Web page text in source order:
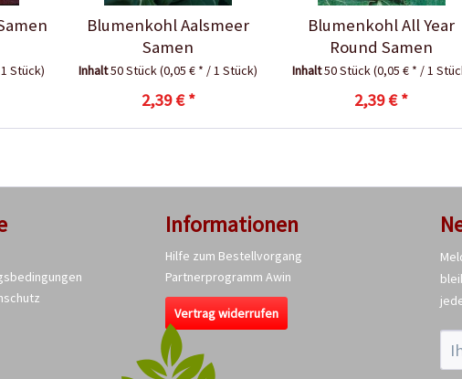
Stück)
Blumenkohl Aalsmeer
Samen
Inhalt50 Stück(0,05 € * / 1 Stück)
2,39 € *
Blumenkohl All Year
Round Samen
Inhalt50 Stück(0,05 € * / 1
2,39 € *
Informationen
Hilfe zum Bestellvorgang
Partnerprogramm Awin
Vertrag widerrufen